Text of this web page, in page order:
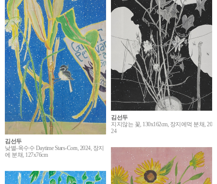
김선두
낮별-옥수수 Daytime Stars-Corn, 2024, 장지
에 분채, 127x76cm
김선두
지지않는 꽃, 130x162cm, 장지에먹 분채, 20
24